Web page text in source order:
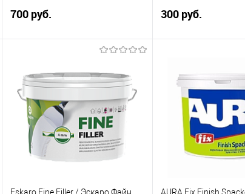
700 руб.
Купить в 1 клик
Сравнение
В избранное
Под заказ
Элемент каталога:
Polimix ST-132 / Полимикс
300 руб.
Купить в 1 клик
В избранное
Элемент каталога:
Шпатлевка S601